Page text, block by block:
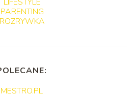
LIFESTYLE
PARENTING
ROZRYWKA
MESTRO.PL